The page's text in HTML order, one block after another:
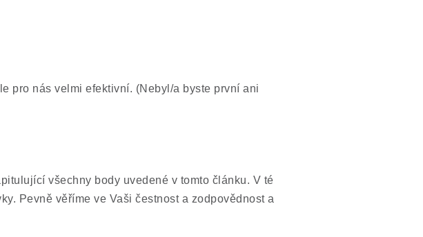
pro nás velmi efektivní. (Nebyl/a byste první ani
všechny body uvedené v tomto článku. V té
Pevně věříme ve Vaši čestnost a zodpovědnost a